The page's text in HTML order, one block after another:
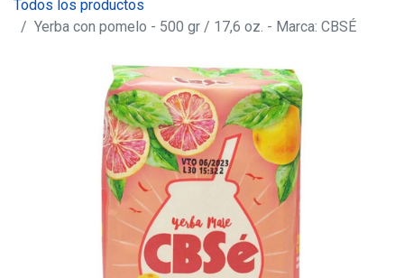
Todos los productos
Yerba con pomelo - 500 gr / 17,6 oz. - Marca: CBSÉ